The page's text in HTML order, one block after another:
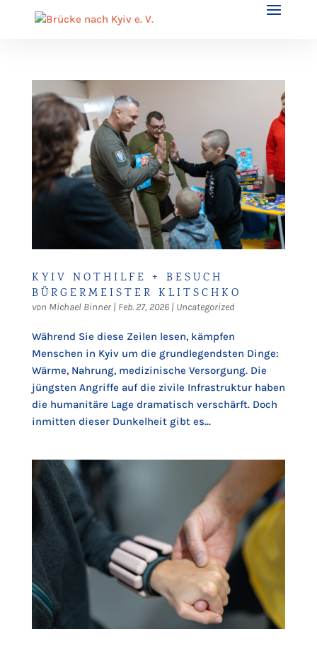
KYIV NOTHILFE + BESUCH
BÜRGERMEISTER KLITSCHKO
von Michael Binner| Feb. 27, 2026| Uncategorized
Während Sie diese Zeilen lesen, kämpfen
Menschen in Kyiv um die grundlegendsten Dinge:
Wärme, Nahrung, medizinische Versorgung. Die
jüngsten Angriffe auf die zivile Infrastruktur haben
die humanitäre Lage dramatisch verschärft. Doch
inmitten dieser Dunkelheit gibt es...